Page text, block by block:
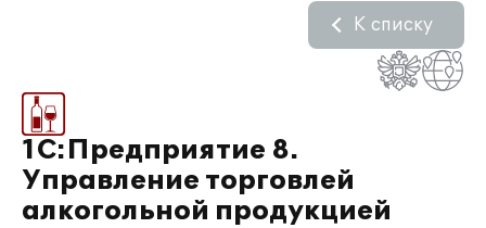
1С:Предприятие 8.
Управление торговлей
алкогольной продукцией
К списку